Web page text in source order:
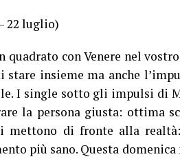
22 luglio)
quadrato con Venere nel
stare insieme ma anche
I single sotto gli impulsi di
la persona giusta: ottima
mettono di fronte alla
più sano. Questa